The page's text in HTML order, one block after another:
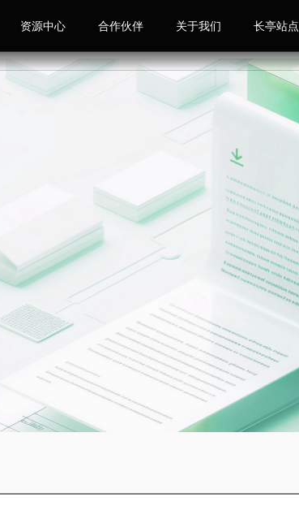
资源中心 合作伙伴 关于我们 长亭站点